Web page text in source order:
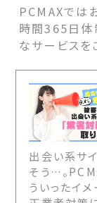
PCMAXでは
時間365日体
なサービスを
出会い系サ
そう…。
ういったイ